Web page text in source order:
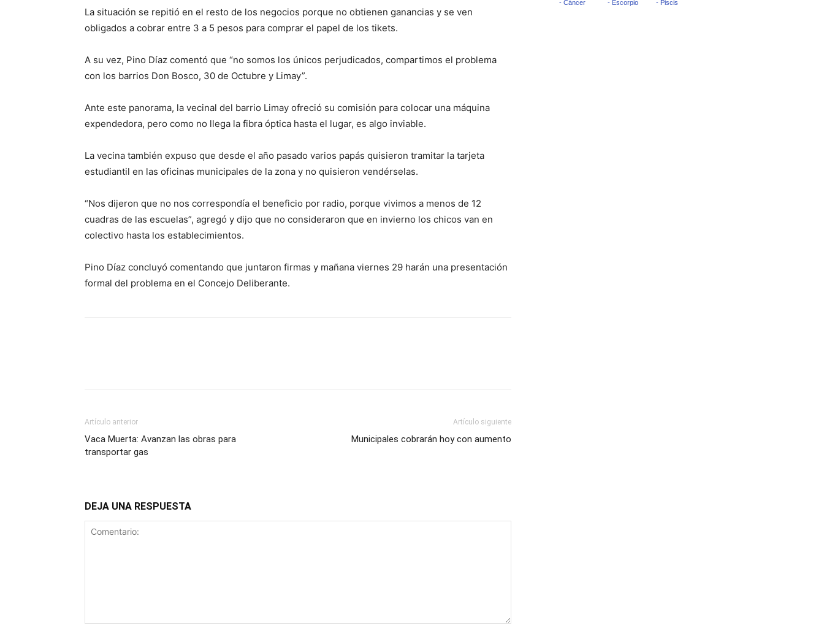
La situación se repitió en el resto de los negocios porque no obtienen ganancias y se ven
obligados a cobrar entre 3 a 5 pesos para comprar el papel de los tikets.
A su vez, Pino Díaz comentó que “no somos los únicos perjudicados, compartimos el problema
con los barrios Don Bosco, 30 de Octubre y Limay”.
Ante este panorama, la vecinal del barrio Limay ofreció su comisión para colocar una máquina
expendedora, pero como no llega la fibra óptica hasta el lugar, es algo inviable.
La vecina también expuso que desde el año pasado varios papás quisieron tramitar la tarjeta
estudiantil en las oficinas municipales de la zona y no quisieron vendérselas.
“Nos dijeron que no nos correspondía el beneficio por radio, porque vivimos a menos de 12
cuadras de las escuelas”, agregó y dijo que no consideraron que en invierno los chicos van en
colectivo hasta los establecimientos.
Pino Díaz concluyó comentando que juntaron firmas y mañana viernes 29 harán una presentación
formal del problema en el Concejo Deliberante.
Artículo anterior
Vaca Muerta: Avanzan las obras para
transportar gas
Artículo siguiente
Municipales cobrarán hoy con aumento
DEJA UNA RESPUESTA